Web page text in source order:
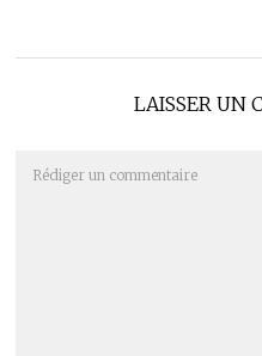
LAISSER UN